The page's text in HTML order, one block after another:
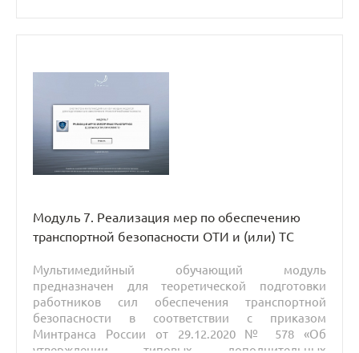
Модуль 7. Реализация мер по обеспечению
транспортной безопасности ОТИ и (или) ТС
Мультимедийный обучающий модуль
предназначен для теоретической подготовки
работников сил обеспечения транспортной
безопасности в соответствии с приказом
Минтранса России от 29.12.2020 № 578 «Об
утверждении типовых дополнительных